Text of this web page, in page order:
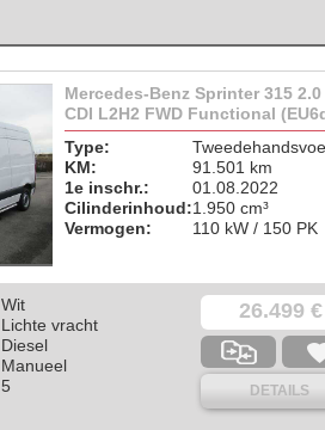
Mercedes-Benz Sprinter 315 2.0
CDI L2H2 FWD Functional
Type:
KM:
91.501 km
1e inschr.:
01.08.2022
Cilinderinhoud:1.950 cm³
Vermogen:
110 kW / 150 PK
26.499 €
DETAILS
Wit
Lichte vracht
Diesel
Manueel
5